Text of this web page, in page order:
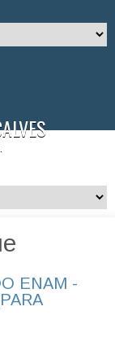
ENAM -